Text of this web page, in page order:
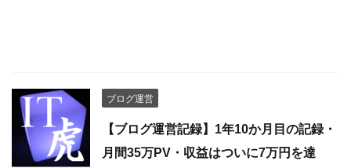
ブログ運営
【ブログ運営記録】1年10か月目の記録・
月間35万PV・収益はついに7万円を達